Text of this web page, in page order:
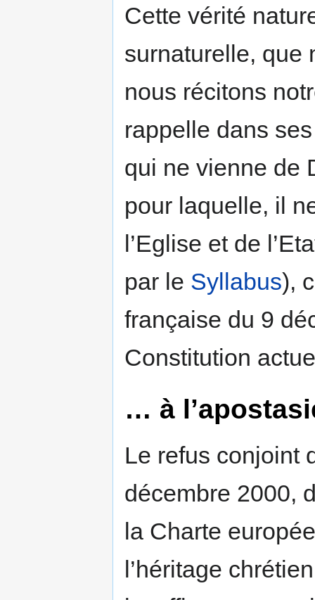
Cette vérité
surnaturelle, que
nous récitons
rappelle dans
qui ne vienne de
pour laquelle, il
l’Eglise et de
par le Syllabus),
française du 9
Constitution
… à
Le refus conjoint
décembre 2000,
la Charte
l’héritage